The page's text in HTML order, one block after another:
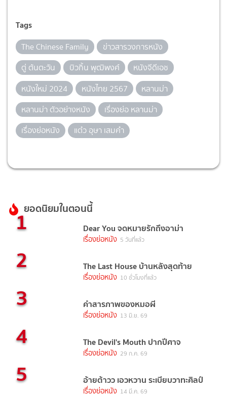
Tags
The Chinese Family
ข่าวสารวงการหนัง
ตู่ ต้นตะวัน
บิวกิ้น พุฒิพงศ์
หนังจีดีเอช
หนังใหม่ 2024
หนังไทย 2567
หลานม่า
หลานม่า ตัวอย่างหนัง
เรื่องย่อ หลานม่า
เรื่องย่อหนัง
แต๋ว อุษา เสมคำ
ยอดนิยมในตอนนี้
1 Dear You จดหมายรักถึงอาม่า
เรื่องย่อหนัง 5 วันที่แล้ว
2 The Last House บ้านหลังสุดท้าย
เรื่องย่อหนัง 10 ชั่วโมงที่แล้ว
3 คำสารภาพของหมอผี
เรื่องย่อหนัง 13 มิ.ย. 69
4 The Devil's Mouth ปากปีศาจ
เรื่องย่อหนัง 29 ก.ค. 69
5 อ้ายต้าวว เอวหวาน ระเบียบวาทะศิลป์
เรื่องย่อหนัง 14 มี.ค. 69